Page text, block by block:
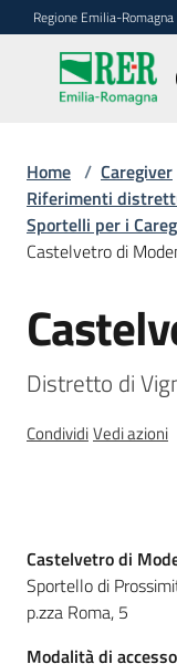
Vai al contenuto
Vai alla navigazione
Vai al footer
Regione Emilia-Romagna
Chi
è
il
FAQ
Le
della
Home / Caregiver
Riferimenti
Sportelli per i
Castelvetro di
Salta al contenuto
Distretto di
CondividiVedi azioni
Descrizione
Castelvetro di
Sportello di
p.zza Roma, 5
Modalità di